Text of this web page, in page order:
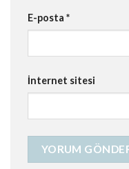
E-posta *
İnternet sitesi